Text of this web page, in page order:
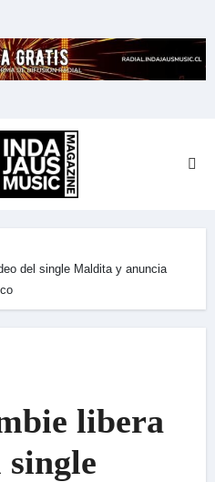
del single Maldita y anuncia
libera
single